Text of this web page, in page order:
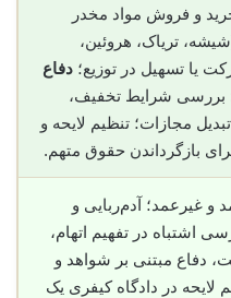
و فروش مواد مخدر
تریاک، هروئین،
یا تسهیل در توزیع؛ دفاع
بررسی شرایط تخفیف،
مجازات؛ تنظیم لایحه و
بازگرداندن حقوق متهم.
و غیرعمد؛ آدم‌ربایی و
اشتباه در تفهیم اتهام،
دفاع مبتنی بر شواهد و
لایحه در دادگاه کیفری یک